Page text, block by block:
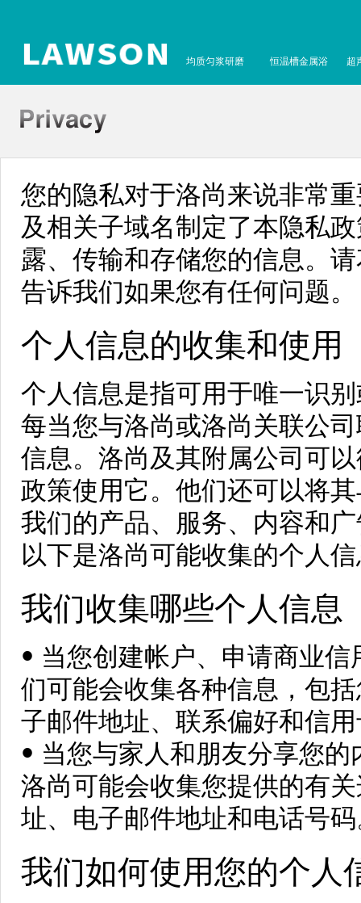
均质匀浆研磨 恒温槽金属浴 超
您的隐私对于洛尚来说非常
及相关子域名制定了本隐私
露、传输和存储您的信息。
告诉我们如果您有任何问题。
个人信息的收集和使用
个人信息是指可用于唯一识
每当您与洛尚或洛尚关联公
信息。洛尚及其附属公司可
政策使用它。他们还可以将
我们的产品、服务、内容和
以下是洛尚可能收集的个人
我们收集哪些个人信息
• 当您创建帐户、申请商业
们可能会收集各种信息，包
子邮件地址、联系偏好和信
• 当您与家人和朋友分享您
洛尚可能会收集您提供的有
址、电子邮件地址和电话号
我们如何使用您的个人